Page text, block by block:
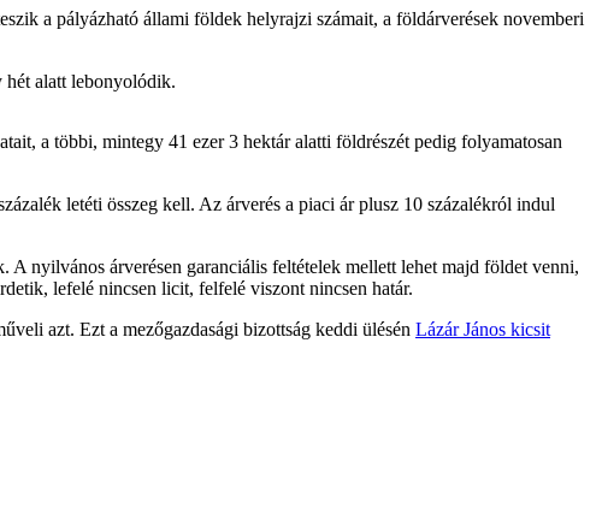
a pályázható állami földek helyrajzi számait, a földárverések novemberi
hét alatt lebonyolódik.
a többi, mintegy 41 ezer 3 hektár alatti földrészét pedig folyamatosan
letéti összeg kell. Az árverés a piaci ár plusz 10 százalékról indul
A nyilvános árverésen garanciális feltételek mellett lehet majd földet venni,
lefelé nincsen licit, felfelé viszont nincsen határ.
azt. Ezt a mezőgazdasági bizottság keddi ülésén Lázár János kicsit